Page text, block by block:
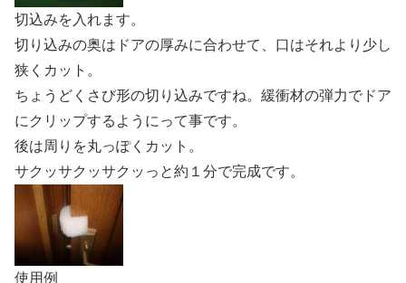
切込みを入れます。
切り込みの奥はドアの厚みに合わせて、口はそれより少し
狭くカット。
ちょうどくさび形の切り込みですね。緩衝材の弾力でドア
にクリップするようにって事です。
後は周りを丸っぽくカット。
サクッサクッサクッっと約１分で完成です。
使用例